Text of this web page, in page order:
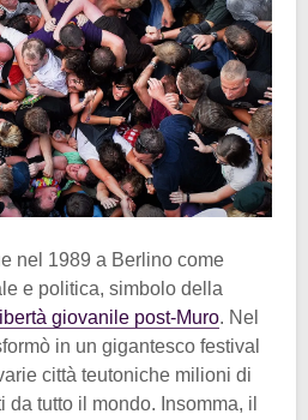
nel 1989 a Berlino come
e politica, simbolo della
libertà giovanile post-Muro. Nel
in un gigantesco festival
città teutoniche milioni di
tutto il mondo. Insomma, il